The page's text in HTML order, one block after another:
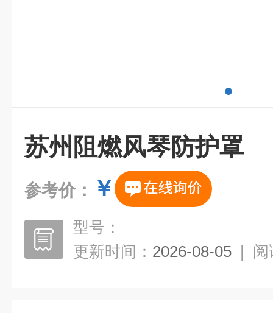
苏州阻燃风琴防护罩
参考价： ￥
型号：
更新时间： 2026-08-05 | 阅